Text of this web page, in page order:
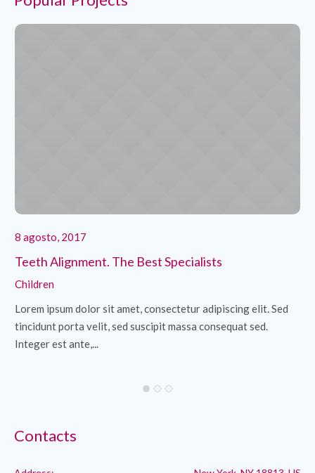
8 agosto, 2017
Teeth Alignment. The Best Specialists
Children
Lorem ipsum dolor sit amet, consectetur adipiscing elit. Sed
tincidunt porta velit, sed suscipit massa consequat sed.
Integer est ante,...
Contacts